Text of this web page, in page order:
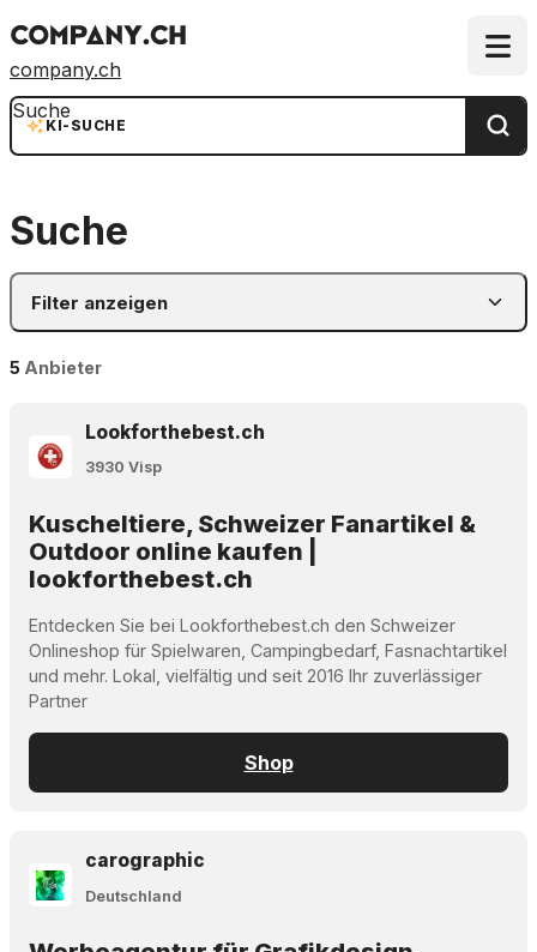
company.ch
KI-SUCHE
Suche
Suche
Filter anzeigen
5 Anbieter
Lookforthebest.ch
3930 Visp
Kuscheltiere, Schweizer Fanartikel &
Outdoor online kaufen |
lookforthebest.ch
Entdecken Sie bei Lookforthebest.ch den Schweizer
Onlineshop für Spielwaren, Campingbedarf, Fasnachtartikel
und mehr. Lokal, vielfältig und seit 2016 Ihr zuverlässiger
Partner
Shop
carographic
Deutschland